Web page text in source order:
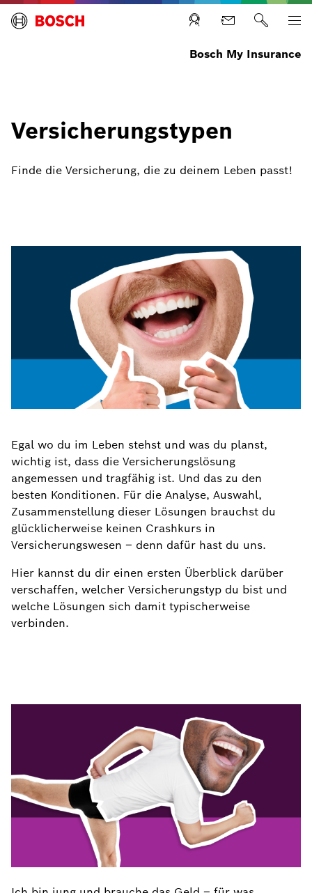
Bosch My Insurance
Versicherungstypen
Finde die Versicherung, die zu deinem Leben passt!
Egal wo du im Leben stehst und was du planst,
wichtig ist, dass die Versicherungslösung
angemessen und tragfähig ist. Und das zu den
besten Konditionen. Für die Analyse, Auswahl,
Zusammenstellung dieser Lösungen brauchst du
glücklicherweise keinen Crashkurs in
Versicherungswesen – denn dafür hast du uns.
Hier kannst du dir einen ersten Überblick darüber
verschaffen, welcher Versicherungstyp du bist und
welche Lösungen sich damit typischerweise
verbinden.